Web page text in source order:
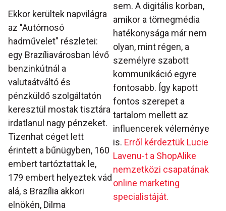
sem. A digitális korban,
amikor a tömegmédia
hatékonysága már nem
olyan, mint régen, a
személyre szabott
kommunikáció egyre
fontosabb. Így kapott
fontos szerepet a
tartalom mellett az
influencerek véleménye
is. Erről kérdeztük Lucie
Lavenu-t a ShopAlike
nemzetközi csapatának
online marketing
specialistáját.
Ekkor kerültek napvilágra
az "Autómosó
hadművelet" részletei:
egy Brazíliavárosban lévő
benzinkútnál a
valutaátváltó és
pénzküldő szolgáltatón
keresztül mostak tisztára
irdatlanul nagy pénzeket.
Tizenhat céget lett
érintett a bűnügyben, 160
embert tartóztattak le,
179 embert helyeztek vád
alá, s Brazília akkori
elnökén, Dilma